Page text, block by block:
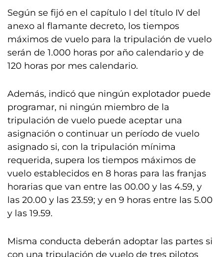
Según se fijó en el capítulo I del título IV del
anexo al flamante decreto, los tiempos
máximos de vuelo para la tripulación de vuelo
serán de 1.000 horas por año calendario y de
120 horas por mes calendario.
Además, indicó que ningún explotador puede
programar, ni ningún miembro de la
tripulación de vuelo puede aceptar una
asignación o continuar un período de vuelo
asignado si, con la tripulación mínima
requerida, supera los tiempos máximos de
vuelo establecidos en 8 horas para las franjas
horarias que van entre las 00.00 y las 4.59, y
las 20.00 y las 23.59; y en 9 horas entre las 5.00
y las 19.59.
Misma conducta deberán adoptar las partes si
con una tripulación de vuelo de tres pilotos